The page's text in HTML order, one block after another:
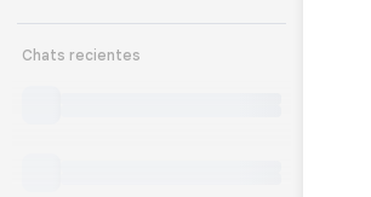
Chats recientes